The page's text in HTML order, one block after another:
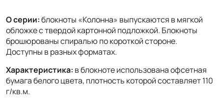
О серии:блокноты «Колонна» выпускаются в мягкой
обложке с твердой картонной подложкой. Блокноты
брошюрованы спиралью по короткой стороне.
Доступны в разных форматах.
Характеристика: в блокноте использована офсетная
бумага белого цвета, плотность которой составляет 110
г/кв.м.